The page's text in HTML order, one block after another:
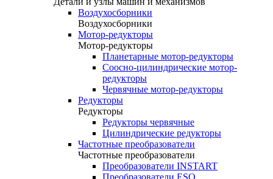
Воздухосборники
Воздухосборники
Мотор-редукторы
Мотор-редукторы
Планетарные мотор-редукторы
Соосно-цилиндрические мотор-
редукторы
Червячные мотор-редукторы
Редукторы
Редукторы
Редукторы червячные
Цилиндрические редукторы
Частотные преобразователи
Частотные преобразователи
Преобразователи INSTART
Преобразователи ESQ